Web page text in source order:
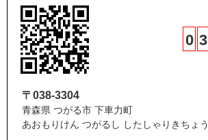
0 3
〒038-3304
青森県 つがる市 下車力町
あおもりけん つがるし したしゃりきちょう